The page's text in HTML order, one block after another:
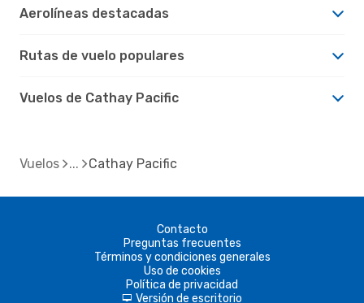
Aerolíneas destacadas
Rutas de vuelo populares
Vuelos de Cathay Pacific
Vuelos Cathay Pacific
Contacto
Preguntas frecuentes
Términos y condiciones generales
Uso de cookies
Política de privacidad
d Versión de escritorio